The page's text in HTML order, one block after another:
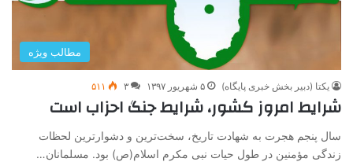
مطالب ویژه
یکتا (دبیر بخش خبری پایگاه) ۵ شهریور ۱۳۹۷ ۳ ۵۱۱
شرایط امروز کشور، شرایط جنگ احزاب است
سال پنجم هجرت به شهادت تاریخ، سخت‌ترین و دشوارترین لحظات
زندگی مؤمنین در طول حیات نبی مکرم اسلام(ص) بود. مسلمانان…